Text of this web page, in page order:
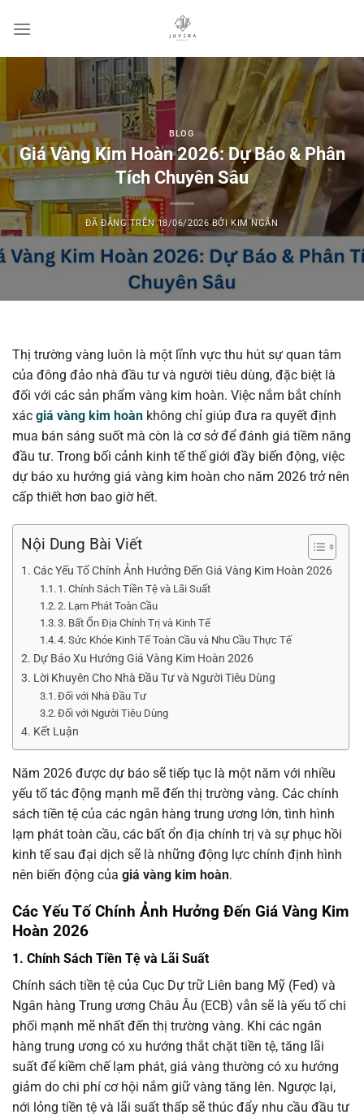
đến
BLOG
Giá Vàng Kim Hoàn 2026: Dự Báo & Phân
Tích Chuyên Sâu
ĐÃ ĐĂNG TRÊN18/06/2026 BỞI KIM NGÂN
Thị trường vàng luôn là một lĩnh vực thu hút sự quan tâm
của đông đảo nhà đầu tư và người tiêu dùng, đặc biệt là
đối với các sản phẩm vàng kim hoàn. Việc nắm bắt chính
xác giá vàng kim hoàn không chỉ giúp đưa ra quyết định
mua bán sáng suốt mà còn là cơ sở để đánh giá tiềm năng
đầu tư. Trong bối cảnh kinh tế thế giới đầy biến động, việc
dự báo xu hướng giá vàng kim hoàn cho năm 2026 trở nên
cấp thiết hơn bao giờ hết.
Nội Dung Bài Viết
Các Yếu Tố Chính Ảnh Hưởng Đến Giá Vàng Kim Hoàn 2026
1. Chính Sách Tiền Tệ và Lãi Suất
2. Lạm Phát Toàn Cầu
3. Bất Ổn Địa Chính Trị và Kinh Tế
4. Sức Khỏe Kinh Tế Toàn Cầu và Nhu Cầu Thực Tế
Dự Báo Xu Hướng Giá Vàng Kim Hoàn 2026
Lời Khuyên Cho Nhà Đầu Tư và Người Tiêu Dùng
Đối với Nhà Đầu Tư
Đối với Người Tiêu Dùng
Kết Luận
Năm 2026 được dự báo sẽ tiếp tục là một năm với nhiều
yếu tố tác động mạnh mẽ đến thị trường vàng. Các chính
sách tiền tệ của các ngân hàng trung ương lớn, tình hình
lạm phát toàn cầu, các bất ổn địa chính trị và sự phục hồi
kinh tế sau đại dịch sẽ là những động lực chính định hình
nên biến động của giá vàng kim hoàn.
Các Yếu Tố Chính Ảnh Hưởng Đến Giá Vàng Kim
Hoàn 2026
1. Chính Sách Tiền Tệ và Lãi Suất
Chính sách tiền tệ của Cục Dự trữ Liên bang Mỹ (Fed) và
Ngân hàng Trung ương Châu Âu (ECB) vẫn sẽ là yếu tố chi
phối mạnh mẽ nhất đến thị trường vàng. Khi các ngân
hàng trung ương có xu hướng thắt chặt tiền tệ, tăng lãi
suất để kiềm chế lạm phát, giá vàng thường có xu hướng
giảm do chi phí cơ hội nắm giữ vàng tăng lên. Ngược lại,
nới lỏng tiền tệ và lãi suất thấp sẽ thúc đẩy nhu cầu đầu tư